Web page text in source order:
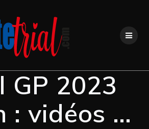
GP 2023
: vidéos …